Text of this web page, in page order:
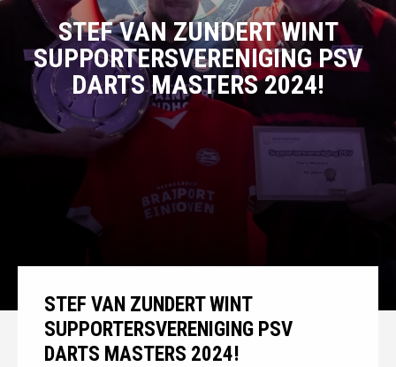
STEF VAN ZUNDERT WINT
SUPPORTERSVERENIGING PSV
DARTS MASTERS 2024!
STEF VAN ZUNDERT WINT
SUPPORTERSVERENIGING PSV
DARTS MASTERS 2024!